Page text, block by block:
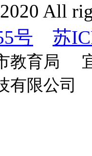
All
号
苏
教育局
有限公司